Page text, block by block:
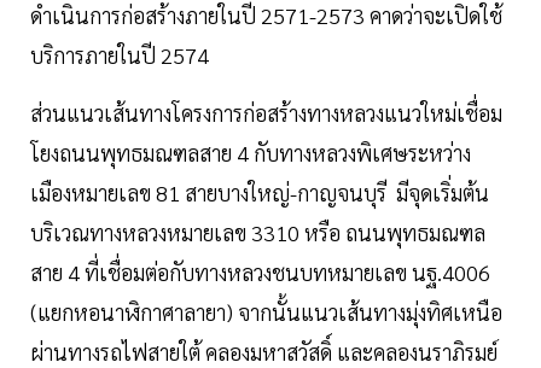
ดำเนินการก่อสร้างภายในปี 2571-2573 คาดว่าจะเปิดใช้
บริการภายในปี 2574
ส่วนแนวเส้นทางโครงการก่อสร้างทางหลวงแนวใหม่เชื่อม
โยงถนนพุทธมณฑลสาย 4 กับทางหลวงพิเศษระหว่าง
เมืองหมายเลข 81 สายบางใหญ่-กาญจนบุรี มีจุดเริ่มต้น
บริเวณทางหลวงหมายเลข 3310 หรือ ถนนพุทธมณฑล
สาย 4 ที่เชื่อมต่อกับทางหลวงชนบทหมายเลข นฐ.4006
(แยกหอนาฬิกาศาลายา) จากนั้นแนวเส้นทางมุ่งทิศเหนือ
ผ่านทางรถไฟสายใต้ คลองมหาสวัสดิ์ และคลองนราภิรมย์